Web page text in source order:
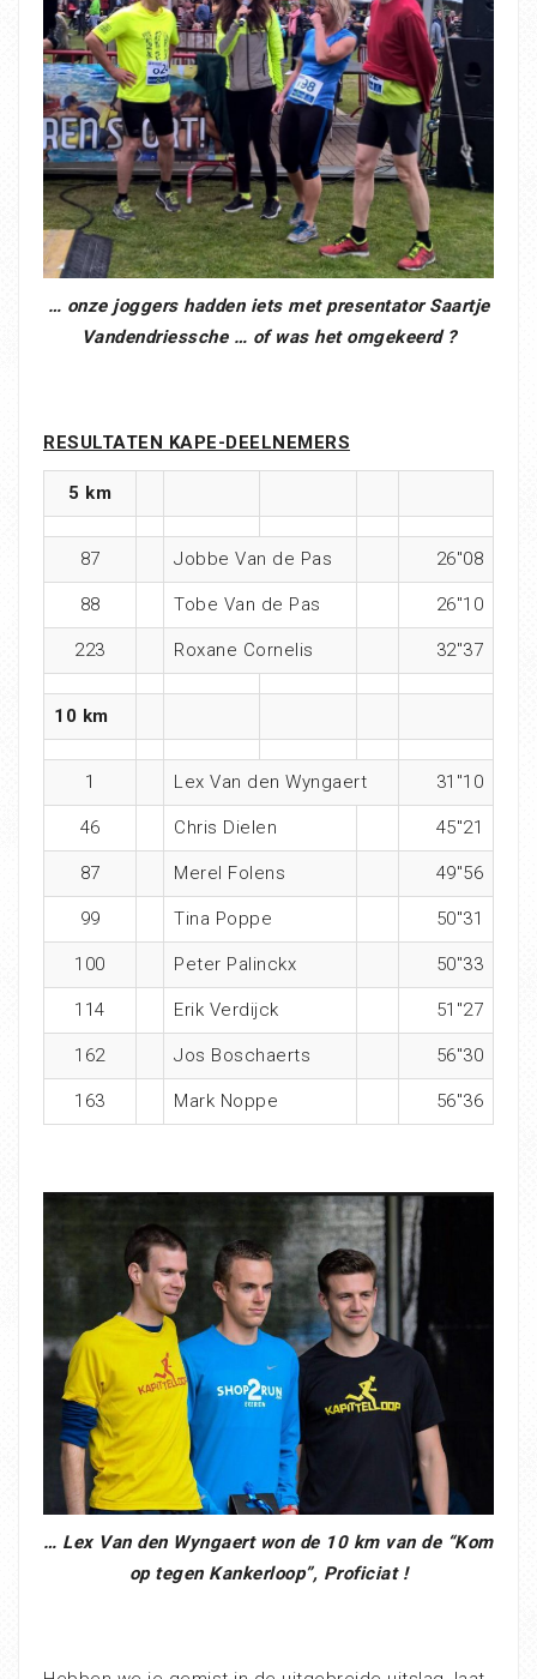
… onze joggers hadden iets met presentator Saartje
Vandendriessche … of was het omgekeerd ?
RESULTATEN KAPE-DEELNEMERS
5 km
87 Jobbe Van de Pas 26″08
88 Tobe Van de Pas 26″10
223 Roxane Cornelis 32″37
10 km
1 Lex Van den Wyngaert 31″10
46 Chris Dielen 45″21
87 Merel Folens 49″56
99 Tina Poppe 50″31
100 Peter Palinckx 50″33
114 Erik Verdijck 51″27
162 Jos Boschaerts 56″30
163 Mark Noppe 56″36
… Lex Van den Wyngaert won de 10 km van de “Kom
op tegen Kankerloop”, Proficiat !